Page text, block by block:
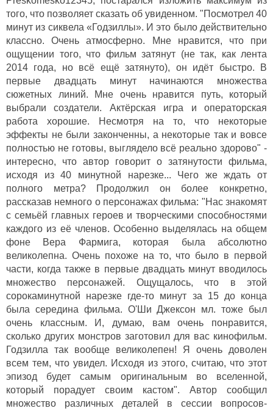
того, что позволяет сказать об увиденном. "Посмотрел 40
минут из сиквела «Годзиллы». И это было действительно
классно. Очень атмосферно. Мне нравится, что при
ощущении того, что фильм затянут (не так, как лента
2014 года, но всё ещё затянуто), он идёт быстро. В
первые двадцать минут начинаются множества
сюжетных линий. Мне очень нравится путь, который
выбрали создатели. Актёрская игра и операторская
работа хорошие. Несмотря на то, что некоторые
эффекты не были законченны, а некоторые так и вовсе
полностью не готовы, выглядело всё реально здорово" -
интересно, что автор говорит о затянутости фильма,
исходя из 40 минутной нарезке... Чего же ждать от
полного метра? Продолжил он более конкретно,
рассказав немного о персонажах фильма: "Нас знакомят
с семьёй главных героев и творческими способностями
каждого из её членов. Особенно выделялась на общем
фоне Вера Фармига, которая была абсолютно
великолепна. Очень похоже на то, что было в первой
части, когда также в первые двадцать минут вводилось
множество персонажей. Ощущалось, что в этой
сорокаминутной нарезке где-то минут за 15 до конца
была середина фильма. О'Ши Джексон мл. тоже был
очень классным. И, думаю, вам очень понравится,
сколько других монстров заготовил для вас кинофильм.
Годзилла так вообще великолепен! Я очень доволен
всем тем, что увидел. Исходя из этого, считаю, что этот
эпизод будет самым оригинальным во вселенной,
который порадует своим кастом". Автор сообщил
множество различных деталей в сессии вопросов-